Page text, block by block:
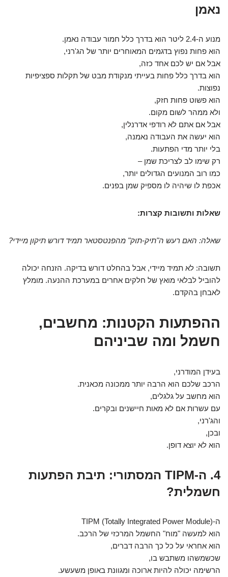
נאמן
מנוע ה-2.4 ליטר הוא בדרך כלל חמור עבודה נאמן.
הוא פחות נפוץ בדגמים המאוחרים יותר של הג'רני,
אבל אם יש לכם אחד כזה,
הוא בדרך כלל פחות בעייתי מנקודת מבט של תקלות ספציפיות
נפוצות.
הוא פשוט פחות חזק,
ולא ממהר לשום מקום.
אבל אם אתם לא רודפי אדרנלין,
הוא יעשה את העבודה נאמנה,
בלי יותר מדי הפתעות.
רק שימו לב לצריכת שמן –
כמו רוב המנועים הגדולים יותר,
אכפת לו שיהיה לו מספיק שמן בפנים.
שאלות ותשובות קצרות:
שאלה: האם רעש ה"תיק-תוק" מהפנטסטאר תמיד דורש תיקון מיידי?
תשובה: לא תמיד מיידי, אבל בהחלט דורש בדיקה. הזנחה יכולה
להוביל לבלאי מואץ של חלקים אחרים במערכת ההנעה. מומלץ
לאבחן בהקדם.
ההפתעות הקטנות: מחשבים,
חשמל ומה שביניהם
בעידן המודרני,
הרכב שלכם הוא הרבה יותר ממכונה מכאנית.
הוא מחשב על גלגלים,
עם עשרות אם לא מאות חיישנים ובקרים.
והג'רני,
ובכן,
הוא לא יוצא דופן.
4. ה-TIPM המסתורי: תיבת הפתעות
חשמלית?
ה-TIPM (Totally Integrated Power Module)
הוא למעשה "מוח" החשמל המרכזי של הרכב.
הוא אחראי על כל כך הרבה דברים,
שכשמשהו משתבש בו,
הרשימה יכולה להיות ארוכה ומגוונת באופן משעשע.